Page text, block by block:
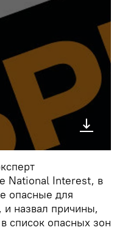
National Interest, в
опасные для
и назвал причины,
список опасных зон